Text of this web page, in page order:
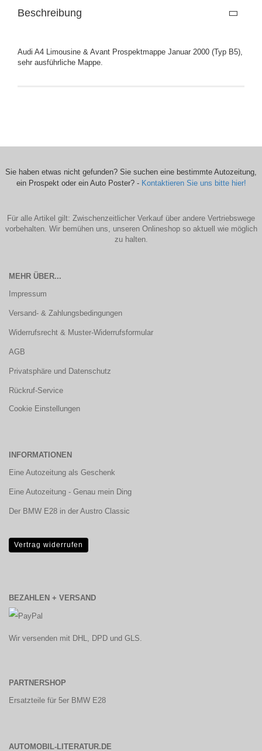
Beschreibung
Audi A4 Limousine & Avant Prospektmappe Januar 2000 (Typ B5),
sehr ausführliche Mappe.
Sie haben etwas nicht gefunden? Sie suchen eine bestimmte Autozeitung,
ein Prospekt oder ein Auto Poster? - Kontaktieren Sie uns bitte hier!
Für alle Artikel gilt: Zwischenzeitlicher Verkauf über andere Vertriebswege
vorbehalten. Wir bemühen uns, unseren Onlineshop so aktuell wie möglich
zu halten.
MEHR ÜBER...
Impressum
Versand- & Zahlungsbedingungen
Widerrufsrecht & Muster-Widerrufsformular
AGB
Privatsphäre und Datenschutz
Rückruf-Service
Cookie Einstellungen
INFORMATIONEN
Eine Autozeitung als Geschenk
Eine Autozeitung - Genau mein Ding
Der BMW E28 in der Austro Classic
Vertrag widerrufen
BEZAHLEN + VERSAND
Wir versenden mit DHL, DPD und GLS.
PARTNERSHOP
Ersatzteile für 5er BMW E28
AUTOMOBIL-LITERATUR.DE